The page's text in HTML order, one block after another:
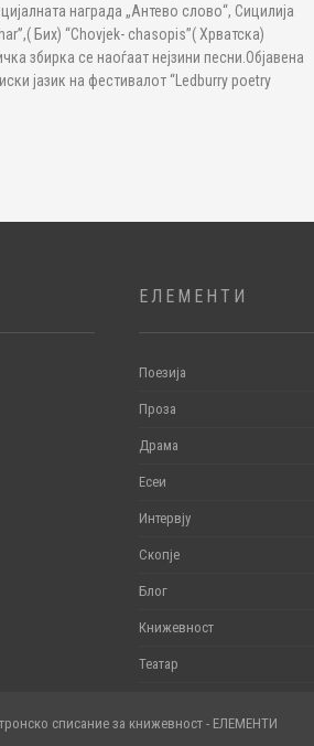
награда „Антево слово“, Сицилија
Бих) “Chovjek- chasopis”( Хрватска)
збирка се наоѓаат нејзини песни.Објавена
јазик на фестивалот “Ledburry poetry
ЕЛЕМЕНТИ
Поезија
Проза
Драма
Есеи
Интервју
Скопје
Блог
Книжевност
Театар
списание за книжевност - ЕЛЕМЕНТИ